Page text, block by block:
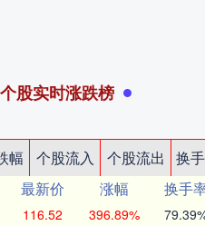
个股实时涨跌榜
幅 个股流入 个股流出
换
最新价 涨幅
换手
116.52 396.89%